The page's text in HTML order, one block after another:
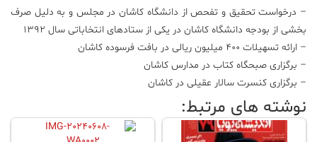
– درخواست تحقیق و تفحص از دانشگاه کاشان در مجلس و به دلیل صرف
بخشی از بودجه دانشگاه کاشان در یکی از ستادهای انتخاباتی سال ۱۳۹۲
– ارائه تسهیلات ۴۰۰ میلیون ریالی در بافت فرسوده کاشان
– برگزاری صبحگاه کتاب در مدارس کاشان
– برگزاری کنسرت سالار عقیلی در کاشان
نوشته های مرتبط: